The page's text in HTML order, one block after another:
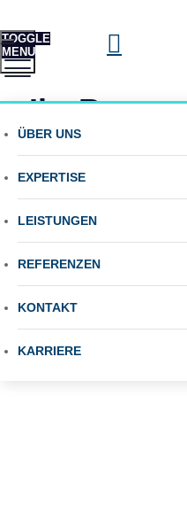
Ihr
Energie,
TOGGLE
MENU
ÜBER UNS
EXPERTISE
LEISTUNGEN
REFERENZEN
KONTAKT
KARRIERE
System-